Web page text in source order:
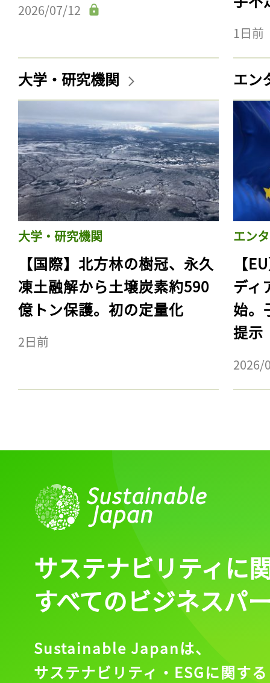
2026/07/12
1日前
大学・研究機関
大学・研究機関
【国際】北方林の樹冠、永久
凍土融解から土壌炭素約590
億トン保護。初の定量化
2日前
エン
エン
【
ディ
始。
提示
2026/
サステナビリティに
すべてのビジネスパ
Sustainable Japanは、
サステナビリティ・ESGに関する